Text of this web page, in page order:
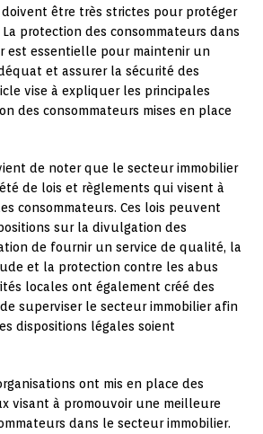
doivent être très strictes pour protéger
protection des consommateurs dans
est essentielle pour maintenir un
et assurer la sécurité des
vise à expliquer les principales
des consommateurs mises en place
de noter que le secteur immobilier
de lois et règlements qui visent à
consommateurs. Ces lois peuvent
sur la divulgation des
de fournir un service de qualité, la
et la protection contre les abus
locales ont également créé des
superviser le secteur immobilier afin
dispositions légales soient
ont mis en place des
visant à promouvoir une meilleure
dans le secteur immobilier.